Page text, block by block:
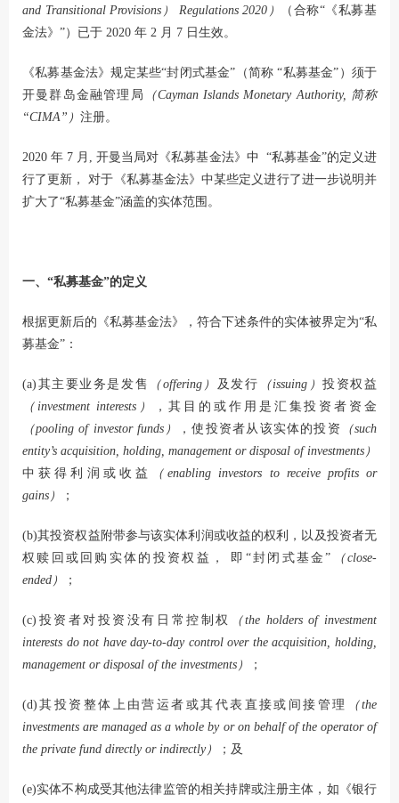
and Transitional Provisions） Regulations 2020）
（合称“《私募基
金法》”）已于 2020 年 2 月 7 日生效。
《私募基金法》规定某些“封闭式基金”（简称 “私募基金”）须于
开曼群岛金融管理局
（Cayman Islands Monetary Authority, 简称
“CIMA”） 注册。
2020 年 7 月, 开曼当局对《私募基金法》中 “私募基金”的定义进
行了更新， 对于《私募基金法》中某些定义进行了进一步说明并
扩大了“私募基金”涵盖的实体范围。
一、“私募基金”的定义
根据更新后的《私募基金法》，符合下述条件的实体被界定为“私
募基金”：
(a)其主要业务是发售 （offering） 及发行 （issuing）投资权益
（investment interests）
，其目的或作用是汇集投资者资金
（pooling of investor funds）
，使投资者从该实体的投资
（such
entity’s acquisition, holding, management or disposal of investments）
中获得利润或收益
（enabling investors to receive profits or
gains）
；
(b)其投资权益附带参与该实体利润或收益的权利，以及投资者无
权赎回或回购实体的投资权益， 即“封闭式基金” （close-
ended）
；
(c)投资者对投资没有日常控制权
（the holders of investment
interests do not have day-to-day control over the acquisition, holding,
management or disposal of the investments）
；
(d)其投资整体上由营运者或其代表直接或间接管理
（the
investments are managed as a whole by or on behalf of the operator of
the private fund directly or indirectly）
；及
(e)实体不构成受其他法律监管的相关持牌或注册主体，如《银行